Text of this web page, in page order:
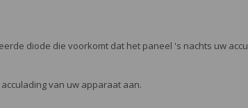
diode die voorkomt dat het paneel 's nachts uw accu
van uw apparaat aan.